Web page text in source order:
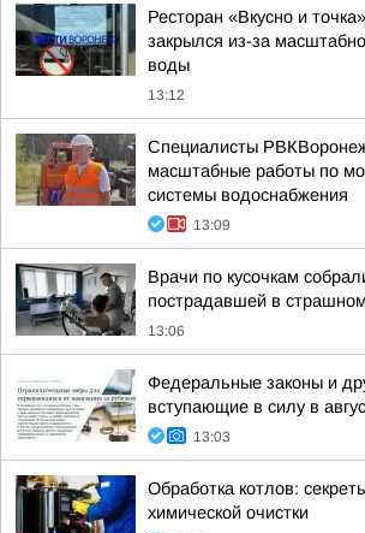
Ресторан «Вкусно и
закрылся из-за
воды
13:12
Специалисты
масштабные работы по
системы водоснабжения
13:09
Врачи по кусочкам
пострадавшей в
13:06
Федеральные законы и
вступающие в силу в
13:03
Обработка котлов:
химической очистки